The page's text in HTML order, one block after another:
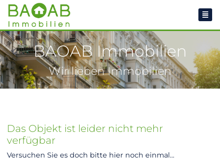
BAOAB Immobilien
Wir lieben Immobilien
Das Objekt ist leider nicht mehr
verfügbar
Versuchen Sie es doch bitte hier noch einmal...